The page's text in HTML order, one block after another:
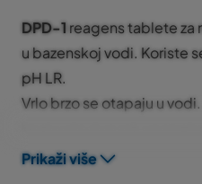
DPD-1 reagens tablete za
u bazenskoj vodi. Koriste
pH LR.
Vrlo brzo se otapaju u vodi.
hermetički zapakirana u
Prikaži više